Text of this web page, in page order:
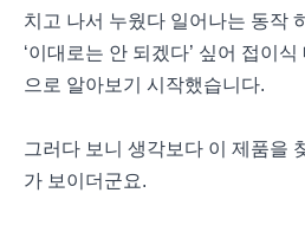
치고 나서 누웠다 일어나는 동작
‘이대로는 안 되겠다’ 싶어 접이
으로 알아보기 시작했습니다.
그러다 보니 생각보다 이 제품을
가 보이더군요.